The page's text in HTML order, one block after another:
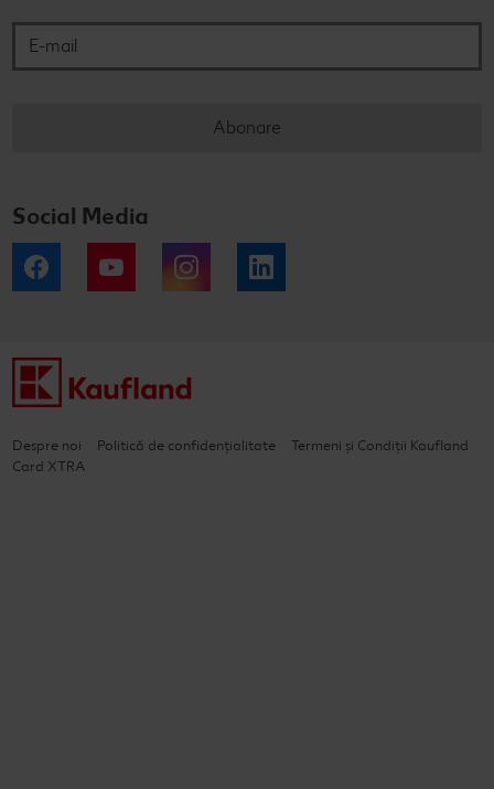
Abonare
Social Media
Facebook YouTube Instagram
Despre noi Politică de confidențialitate
Termeni și Condiții Kaufland
Card XTRA